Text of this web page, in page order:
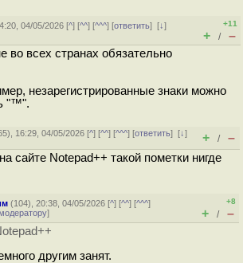
04/05/2026 [^] [^^] [^^^] [ответить][↓]
+11
+ / –
во всех странах обязательно
незарегистрированные знаки можно
"™".
), 16:29, 04/05/2026 [^] [^^] [^^^] [ответить][↓]
+ / –
сайте Notepad++ такой пометки нигде
(104), 20:38, 04/05/2026 [^] [^^] [^^^]
]
+8
+ / –
другим занят.